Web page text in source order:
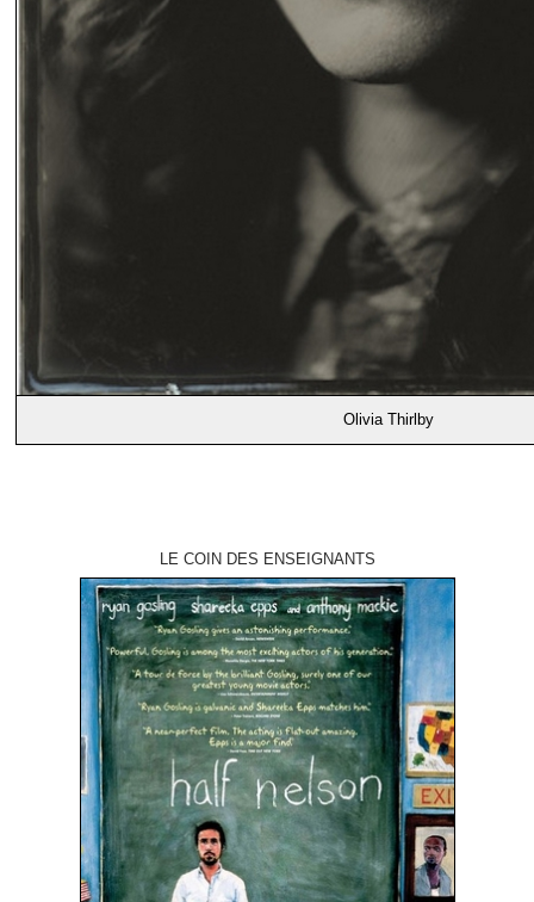
Olivia Thirlby
LE COIN DES ENSEIGNANTS